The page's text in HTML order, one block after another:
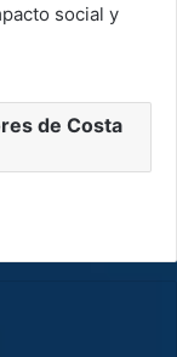
social y
de Costa